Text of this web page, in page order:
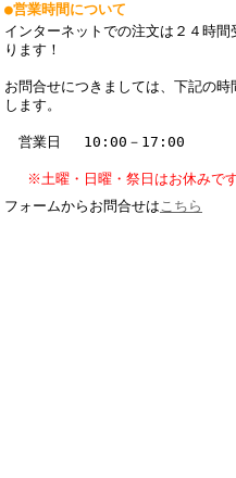
●営業時間について
インターネットでの注文は２４時間
ります！
お問合せにつきましては、下記の時
します。
営業日 10:00－17:00
※土曜・日曜・祭日はお休みで
フォームからお問合せはこちら